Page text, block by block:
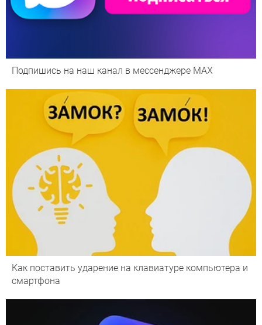
Подпишись на наш канал в мессенджере МАХ
Как поставить ударение на клавиатуре компьютера и
смартфона